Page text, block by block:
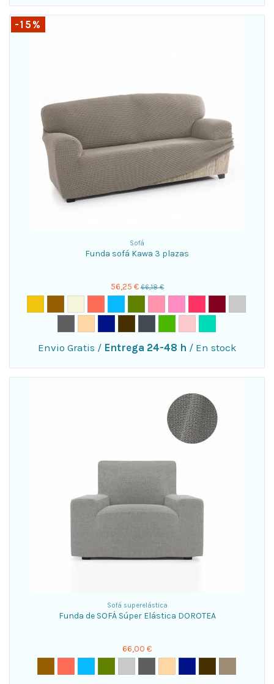
-15%
Sofá
Funda sofá Kawa 3 plazas
56,25 € 66,18 €
Envio Gratis / Entrega 24-48 h / En stock
Sofá superelástica
Funda de SOFÁ Súper Elástica DOROTEA
66,00 €